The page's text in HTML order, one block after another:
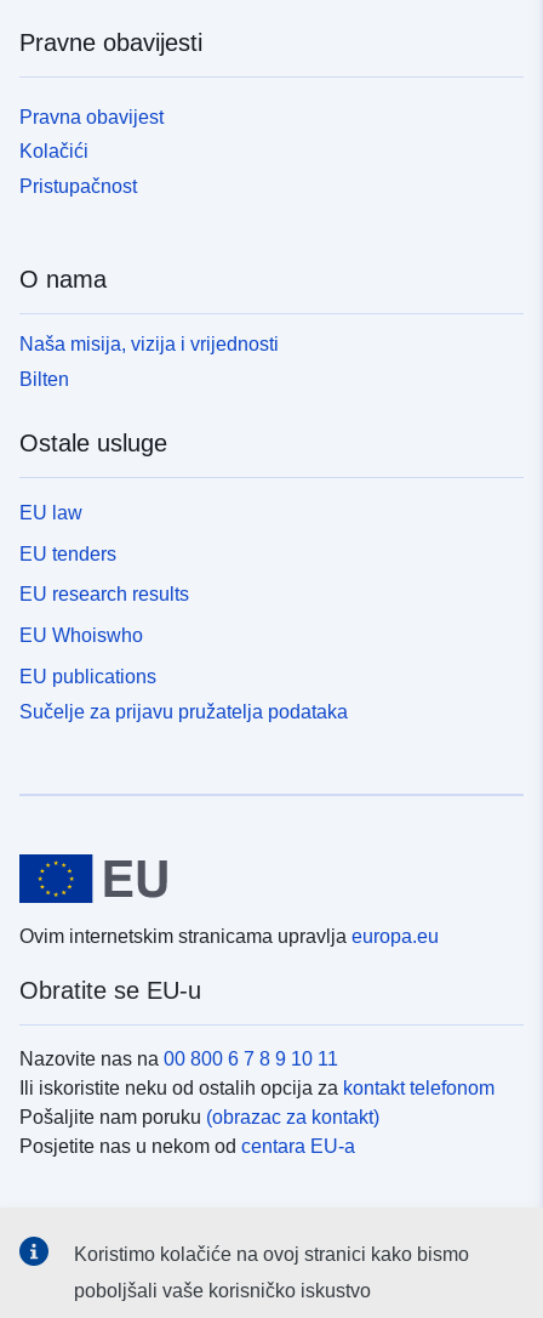
Pravne obavijesti
Pravna obavijest
Kolačići
Pristupačnost
O nama
Naša misija, vizija i vrijednosti
Bilten
Ostale usluge
EU law
EU tenders
EU research results
EU Whoiswho
EU publications
Sučelje za prijavu pružatelja podataka
Ovim internetskim stranicama upravlja europa.eu
Obratite se EU-u
Nazovite nas na 00 800 6 7 8 9 10 11
Ili iskoristite neku od ostalih opcija za kontakt telefonom
Pošaljite nam poruku (obrazac za kontakt)
Posjetite nas u nekom od centara EU-a
Potražite kanale EU-a nadruštvenim mrežama
Koristimo kolačiće na ovoj stranici kako bismo
poboljšali vaše korisničko iskustvo